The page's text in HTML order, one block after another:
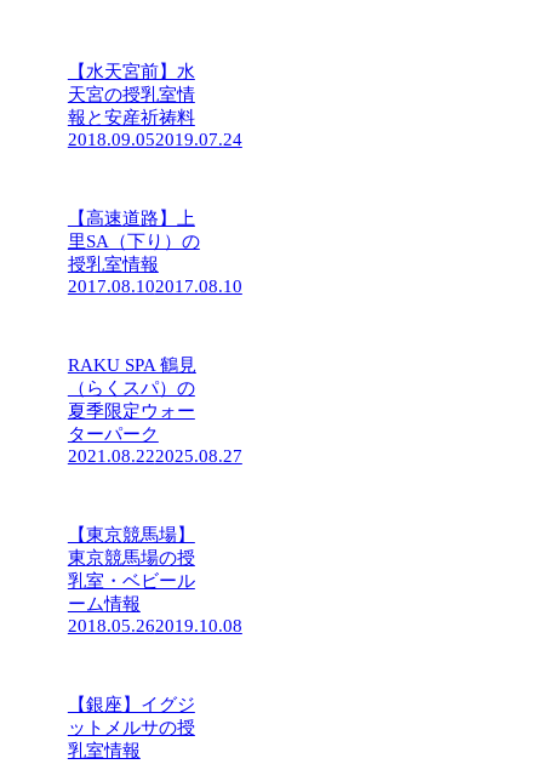
【水天宮前】水
天宮の授乳室情
報と安産祈祷料
2018.09.052019.07.24
【高速道路】上
里SA（下り）の
授乳室情報
2017.08.102017.08.10
RAKU SPA 鶴見
（らくスパ）の
夏季限定ウォー
ターパーク
2021.08.222025.08.27
【東京競馬場】
東京競馬場の授
乳室・ベビール
ーム情報
2018.05.262019.10.08
【銀座】イグジ
ットメルサの授
乳室情報